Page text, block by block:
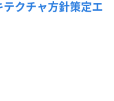
クチャ方針策定エ